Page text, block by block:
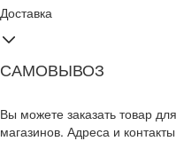
Доставка
САМОВЫВОЗ
Вы можете заказать товар
магазинов. Адреса и